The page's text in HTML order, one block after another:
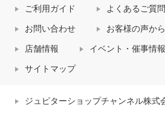
ご利用ガイド よくあるご質問
お問い合わせ お客様の声か
店舗情報 イベント・催事情報
サイトマップ
ジュピターショップチャンネル株式